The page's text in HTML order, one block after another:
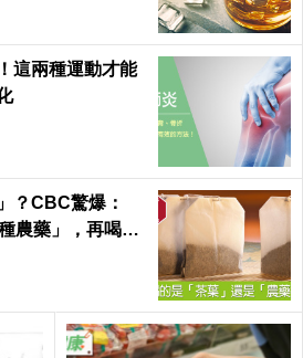
這兩種運動才能
？CBC驚爆：
農藥」，再喝癌